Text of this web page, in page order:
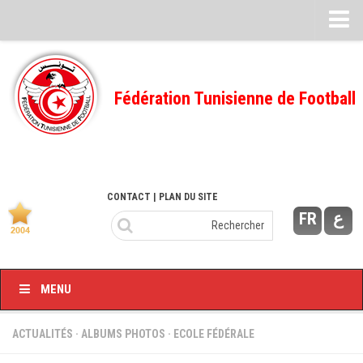
Feuille de match
FMI – 2022/2023
Ligue I – 2022/2023
Ligue I – 2020/2021
Ligue I – 2019/2020
Feuilles de match 2018/2019
Fédération Tunisienne de Football
FR ع
CONTACT | PLAN DU SITE
MENU
ACTUALITÉS · ALBUMS PHOTOS · ECOLE FÉDÉRALE